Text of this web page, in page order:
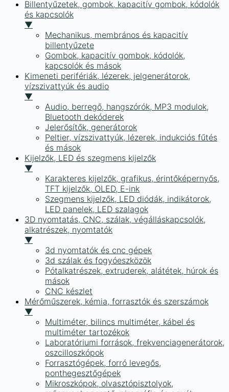
Billentyűzetek, gombok, kapacitív gombok, kódolók
és kapcsolók
▼
Mechanikus, membrános és kapacitív
billentyűzete
Gombok, kapacitív gombok, kódolók,
kapcsolók és mások
Kimeneti perifériák, lézerek, jelgenerátorok,
vízszivattyúk és audio
▼
Audio, berregő, hangszórók, MP3 modulok,
Bluetooth dekóderek
Jelerősítők, generátorok
Peltier, vízszivattyúk, lézerek, indukciós fűtés
és mások
Kijelzők, LED és szegmens kijelzők
▼
Karakteres kijelzők, grafikus, érintőképernyős,
TFT kijelzők, OLED, E-ink
Szegmens kijelzők, LED diódák, indikátorok,
LED panelek, LED szalagok
3D nyomtatás, CNC, szálak, végálláskapcsolók,
alkatrészek, nyomtatók
▼
3d nyomtatók és cnc gépek
3d szálak és fogyóeszközök
Pótalkatrészek, extruderek, alátétek, húrok és
mások
CNC készlet
Mérőműszerek, kémia, forrasztók és szerszámok
▼
Multiméter, bilincs multiméter, kábel és
multiméter tartozékok
Laboratóriumi források, frekvenciagenerátorok,
oszcilloszkópok
Forrasztógépek, forró levegős,
ponthegesztőgépek
Mikroszkópok, olvasztópisztolyok,